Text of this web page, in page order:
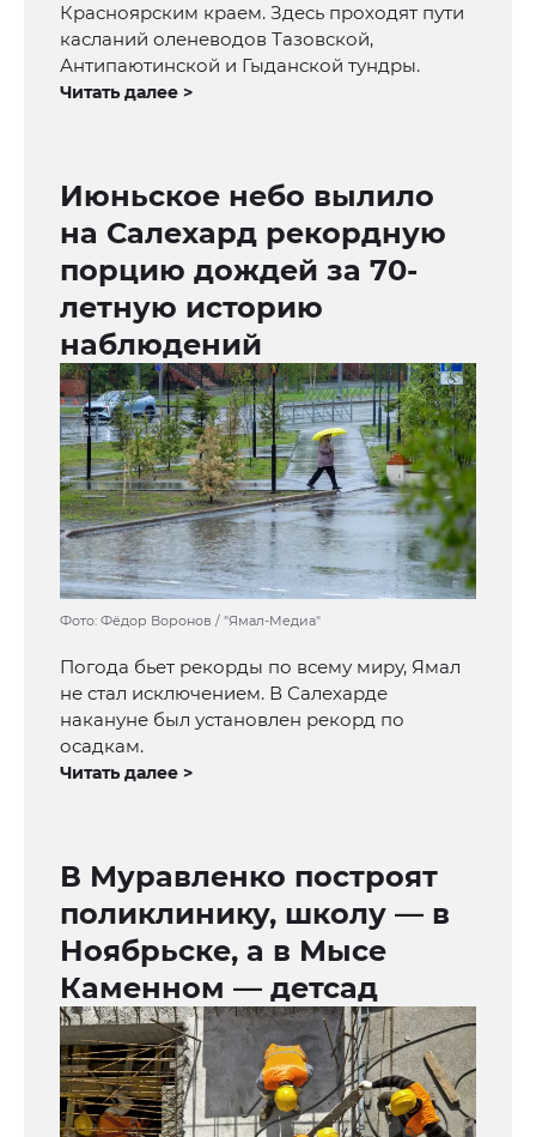
Красноярским краем. Здесь проходят пути
касланий оленеводов Тазовской,
Антипаютинской и Гыданской тундры.
Читать далее >
Июньское небо вылило
на Салехард рекордную
порцию дождей за 70-
летную историю
наблюдений
Фото: Фёдор Воронов / "Ямал-Медиа"
Погода бьет рекорды по всему миру, Ямал
не стал исключением. В Салехарде
накануне был установлен рекорд по
осадкам.
Читать далее >
В Муравленко построят
поликлинику, школу — в
Ноябрьске, а в Мысе
Каменном — детсад